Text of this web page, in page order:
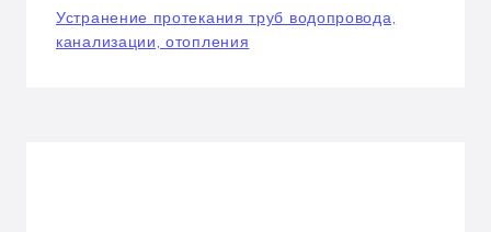
Устранение протекания труб водопровода,
канализации, отопления